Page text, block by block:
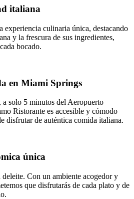
italiana
experiencia culinaria única, destacando
y la frescura de sus ingredientes,
bocado.
en Miami Springs
solo 5 minutos del Aeropuerto
Ristorante es accesible y cómodo
disfrutar de auténtica comida italiana.
única
Con un ambiente acogedor y
que disfrutarás de cada plato y de